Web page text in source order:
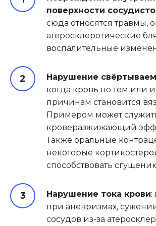
поверхности
сюда относятся травмы,
атеросклеротические
воспалительные
Нарушение
когда кровь по тем или
причинам становится
Примером может
кроверазжижающий
Также оральные
некоторые
способствовать
Нарушение тока крови:
при аневризмах,
сосудов из-за